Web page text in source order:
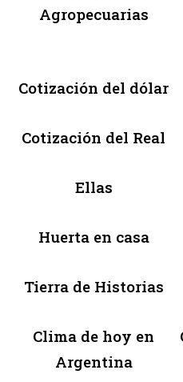
Agropecuarias
Cotización del dólar
Cotización del Real
Ellas
Huerta en casa
Tierra de Historias
Clima de hoy en
Argentina